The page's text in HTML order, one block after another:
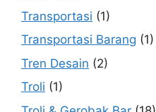
Transportasi (1)
Transportasi Barang (1)
Tren Desain (2)
Troli (1)